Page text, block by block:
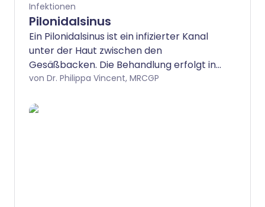
Infektionen
Pilonidalsinus
Ein Pilonidalsinus ist ein infizierter Kanal
unter der Haut zwischen den
Gesäßbacken. Die Behandlung erfolgt in
der Regel operativ. Nach der Operation
regelmäßiges Rasieren oder andere
von Dr. Philippa Vincent, MRCGP